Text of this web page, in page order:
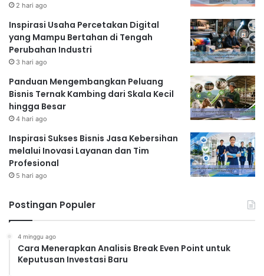
2 hari ago
Inspirasi Usaha Percetakan Digital
yang Mampu Bertahan di Tengah
Perubahan Industri
3 hari ago
Panduan Mengembangkan Peluang
Bisnis Ternak Kambing dari Skala Kecil
hingga Besar
4 hari ago
Inspirasi Sukses Bisnis Jasa Kebersihan
melalui Inovasi Layanan dan Tim
Profesional
5 hari ago
Postingan Populer
4 minggu ago
Cara Menerapkan Analisis Break Even Point untuk
Keputusan Investasi Baru